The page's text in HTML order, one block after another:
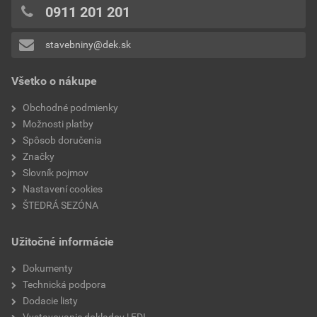
hrana
reakcia na oheň
súčiniteľ tepelnej vodivosti
výrobca
faktor difúzneho odporu
tepelný odpor
Pridávať hodnotenie môže iba prihlásený užívateľ.
Všetko o nákupe
Obchodné podmienky
Možnosti platby
Spôsob doručenia
Značky
Slovník pojmov
Nastavení cookies
ŠTEDRÁ SEZÓNA
Užitočné informácie
Dokumenty
Technická podpora
Dodacie listy
0911 201 201
stavebniny@dek.sk